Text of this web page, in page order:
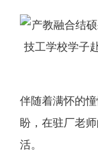
伴随着满怀的
盼，在驻厂老
活。